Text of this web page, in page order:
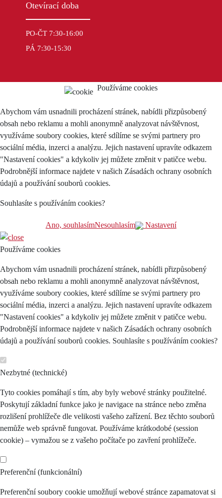
Otevírací doba
PO-ČT 7:30-16:00
PÁ 7:30-15:30
Používáme cookies
Abychom vám usnadnili procházení stránek, nabídli přizpůsobený
obsah nebo reklamu a mohli anonymně analyzovat návštěvnost,
využíváme soubory cookies, které sdílíme se svými partnery pro
sociální média, inzerci a analýzu. Jejich nastavení upravíte odkazem
"Nastavení cookies" a kdykoliv jej můžete změnit v patičce webu.
Podrobnější informace najdete v našich Zásadách ochrany osobních
údajů a používání souborů cookies.
Souhlasíte s používáním cookies?
Ano, souhlasímNesouhlasím Nastavení
Používáme cookies
Abychom vám usnadnili procházení stránek, nabídli přizpůsobený
obsah nebo reklamu a mohli anonymně analyzovat návštěvnost,
využíváme soubory cookies, které sdílíme se svými partnery pro
sociální média, inzerci a analýzu. Jejich nastavení upravíte odkazem
"Nastavení cookies" a kdykoliv jej můžete změnit v patičce webu.
Podrobnější informace najdete v našich Zásadách ochrany osobních
údajů a používání souborů cookies. Souhlasíte s používáním cookies?
Nezbytné (technické)
Tyto cookies pomáhají s tím, aby byly webové stránky použitelné.
Poskytují základní funkce jako je navigace na stránce nebo změna
rozlišení prohlížeče dle velikosti vašeho zařízení. Bez těchto souborů
nemůže web správně fungovat. Používáme krátkodobé (session
cookie) – vymažou se z vašeho počítače po zavření prohlížeče.
Preferenční (funkcionální)
Preferenční soubory cookie umožňují webové stránce zapamatovat si